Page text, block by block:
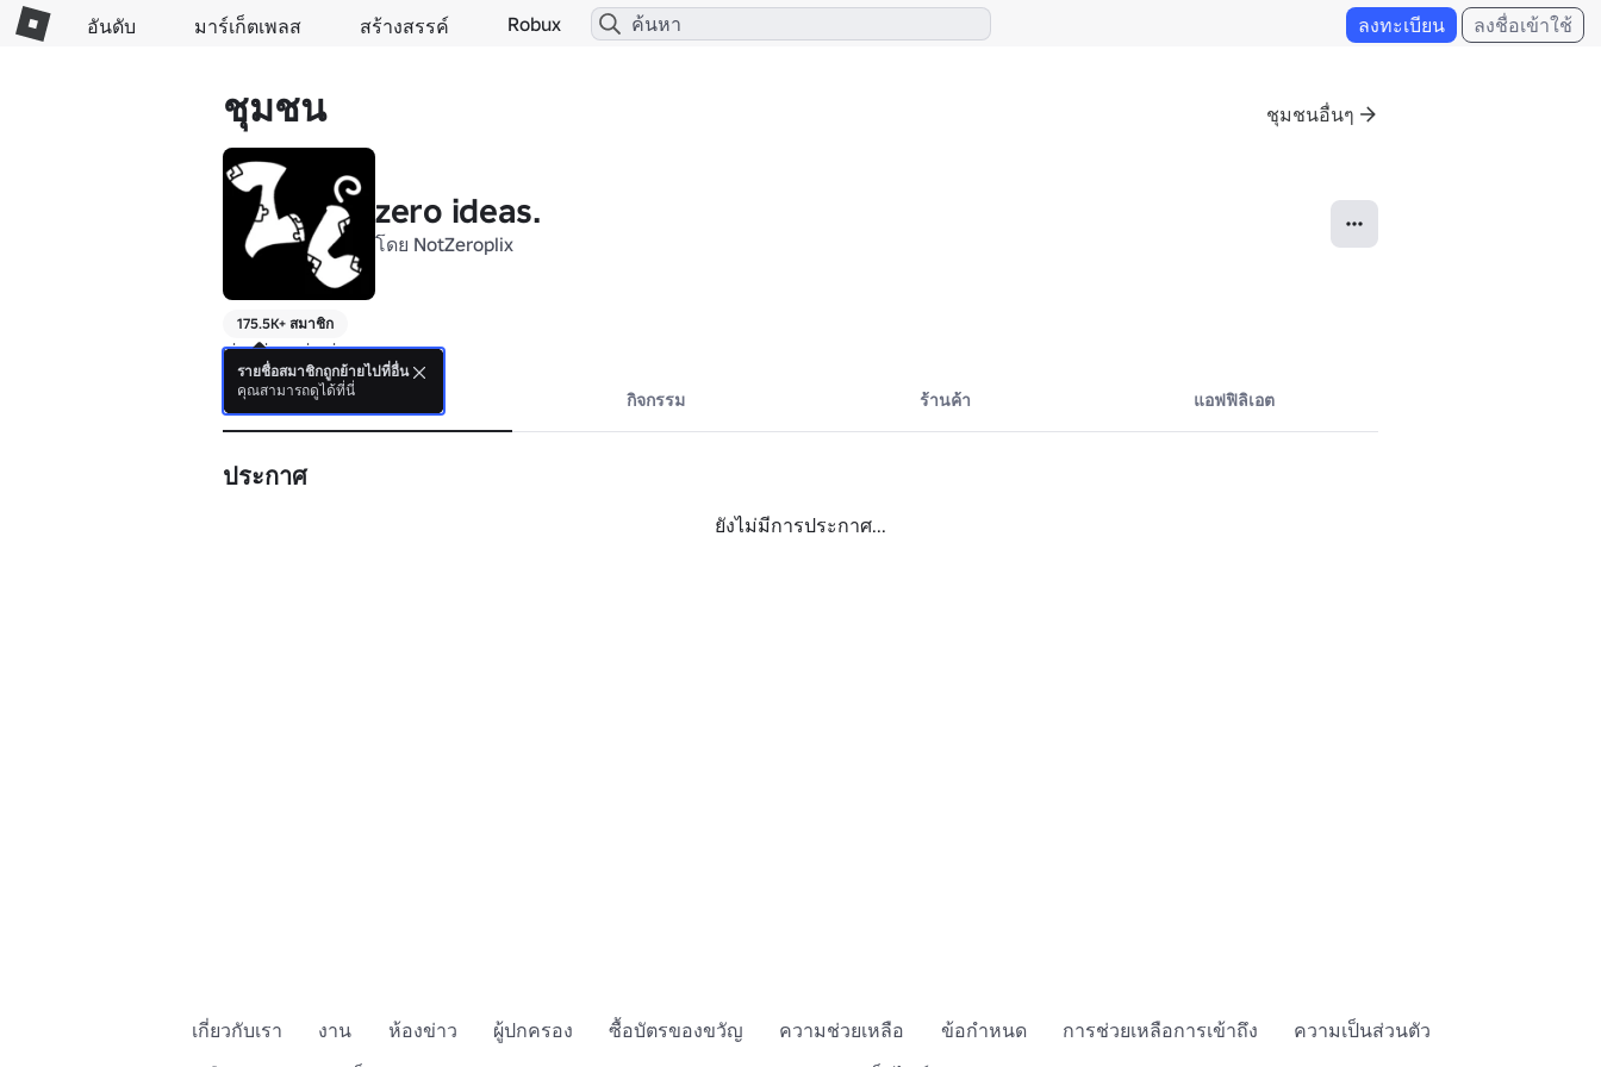
อันดับ มาร์เก็ตเพลส สร้างสรรค์ Robux ลงทะเบียน ลงชื่อเข้าใช้
ชุมชน ชุมชนอื่นๆ
zero ideas.
โดย NotZeroplix
175.5K+ สมาชิก
pls robux pls pls
รายละเอียด กิจกรรม ร้านค้า แอฟฟิลิเอต
ประกาศ
ยังไม่มีการประกาศ...
เกี่ยวกับเรา งาน ห้องข่าว ผู้ปกครอง ซื้อบัตรของขวัญ ความช่วยเหลือ ข้อกำหนด การช่วยเหลือการเข้าถึง
ความเป็นส่วนตัว
รายชื่อสมาชิกถูกย้ายไปที่อื่น
คุณสามารถดูได้ที่นี่